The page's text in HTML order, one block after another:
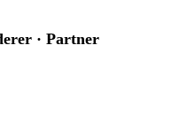
· Partner